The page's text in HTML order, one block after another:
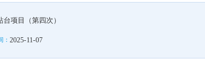
项目（第四次）
： 2025-11-07